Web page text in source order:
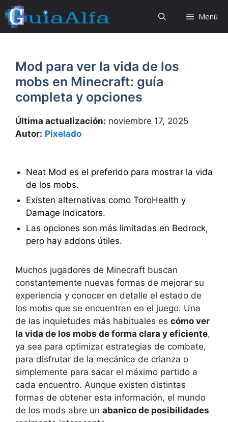
Saltar
al
contenido
Menú
Mod para ver la vida de los
mobs en Minecraft: guía
completa y opciones
Última actualización: noviembre 17, 2025
Autor: Pixelado
Neat Mod es el preferido para mostrar la vida
de los mobs.
Existen alternativas como ToroHealth y
Damage Indicators.
Las opciones son más limitadas en Bedrock,
pero hay addons útiles.
Muchos jugadores de Minecraft buscan
constantemente nuevas formas de mejorar su
experiencia y conocer en detalle el estado de
los mobs que se encuentran en el juego. Una
de las inquietudes más habituales es cómo ver
la vida de los mobs de forma clara y eficiente,
ya sea para optimizar estrategias de combate,
para disfrutar de la mecánica de crianza o
simplemente para sacar el máximo partido a
cada encuentro. Aunque existen distintas
formas de obtener esta información, el mundo
de los mods abre un abanico de posibilidades